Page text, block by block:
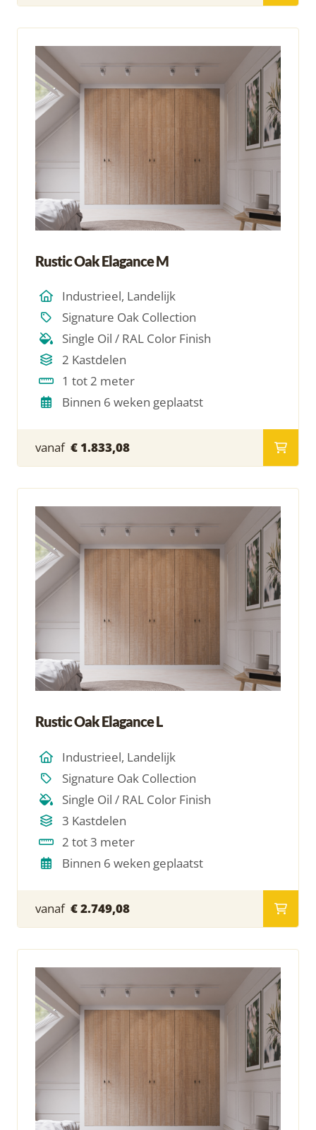
Rustic Oak Elagance M
Industrieel, Landelijk
Signature Oak Collection
Single Oil / RAL Color Finish
2 Kastdelen
1 tot 2 meter
Binnen 6 weken geplaatst
vanaf € 1.833,08
Rustic Oak Elagance L
Industrieel, Landelijk
Signature Oak Collection
Single Oil / RAL Color Finish
3 Kastdelen
2 tot 3 meter
Binnen 6 weken geplaatst
vanaf € 2.749,08